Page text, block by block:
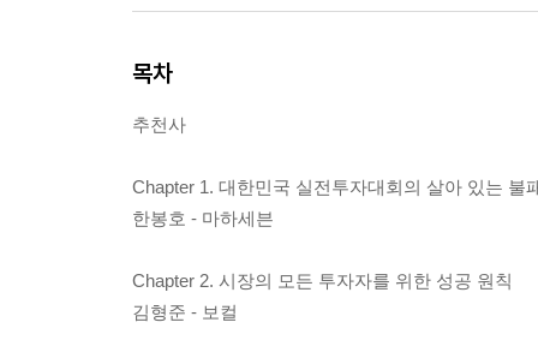
목차
추천사
Chapter 1. 대한민국 실전투자대회의 살아 있는 불
한봉호 - 마하세븐
Chapter 2. 시장의 모든 투자자를 위한 성공 원칙
김형준 - 보컬